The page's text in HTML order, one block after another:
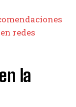
redes
la